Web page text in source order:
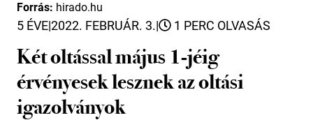
Forrás: hirado.hu
5 ÉVE|2022. FEBRUÁR. 3.| 1 PERC OLVASÁS
Két oltással május 1-jéig
érvényesek lesznek az oltási
igazolványok